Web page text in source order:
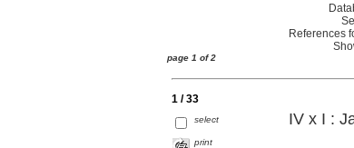
References
page 1 of 2
1 / 33
select
print
IV x I :